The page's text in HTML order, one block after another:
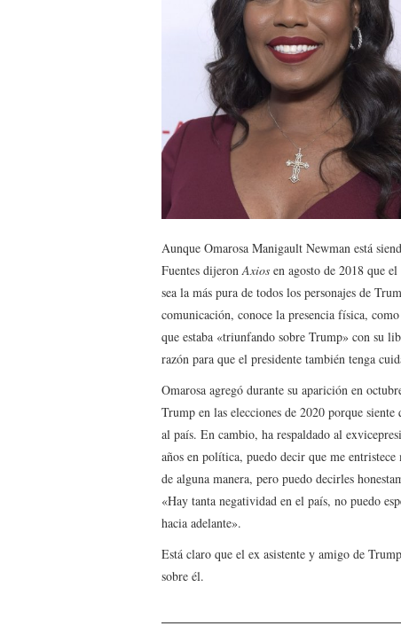
Aunque Omarosa Manigault Newman está
Fuentes dijeronAxios en agosto de 2018 que
sea la más pura de todos los personajes de
comunicación, conoce la presencia física,
que estaba «triunfando sobre Trump» con su
razón para que el presidente también tenga
Omarosa agregó durante su aparición en
Trump en las elecciones de 2020 porque
al país. En cambio, ha respaldado al
años en política, puedo decir que me
de alguna manera, pero puedo decirles
«Hay tanta negatividad en el país, no puedo
hacia adelante».
Está claro que el ex asistente y amigo de
sobre él.